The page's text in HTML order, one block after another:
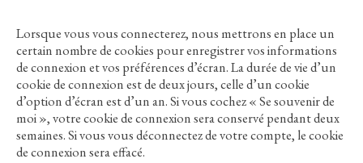
Lorsque vous vous connecterez, nous mettrons en place un
certain nombre de cookies pour enregistrer vos informations
de connexion et vos préférences d’écran. La durée de vie d’un
cookie de connexion est de deux jours, celle d’un cookie
d’option d’écran est d’un an. Si vous cochez « Se souvenir de
moi », votre cookie de connexion sera conservé pendant deux
semaines. Si vous vous déconnectez de votre compte, le cookie
de connexion sera effacé.